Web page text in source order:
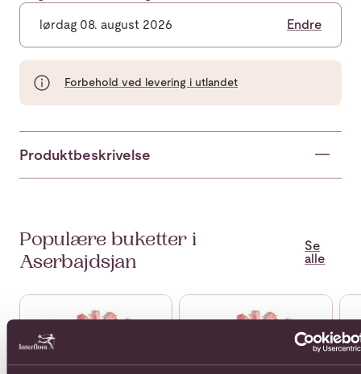
lørdag 08. august 2026 Endre
Forbehold ved levering i utlandet
Produktbeskrivelse
Populære buketter i
Aserbajdsjan
Se
alle
Se mer om 12 roses long stemmedSe mer om 12 roses mediumSe